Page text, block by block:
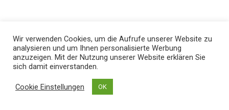
Wir verwenden Cookies, um die Aufrufe unserer Website zu
analysieren und um Ihnen personalisierte Werbung
anzuzeigen. Mit der Nutzung unserer Website erklären Sie
sich damit einverstanden.
Cookie Einstellungen OK